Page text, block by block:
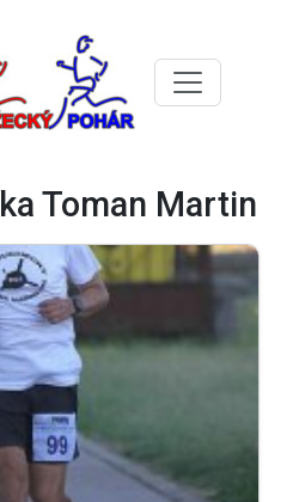
Toman Martin